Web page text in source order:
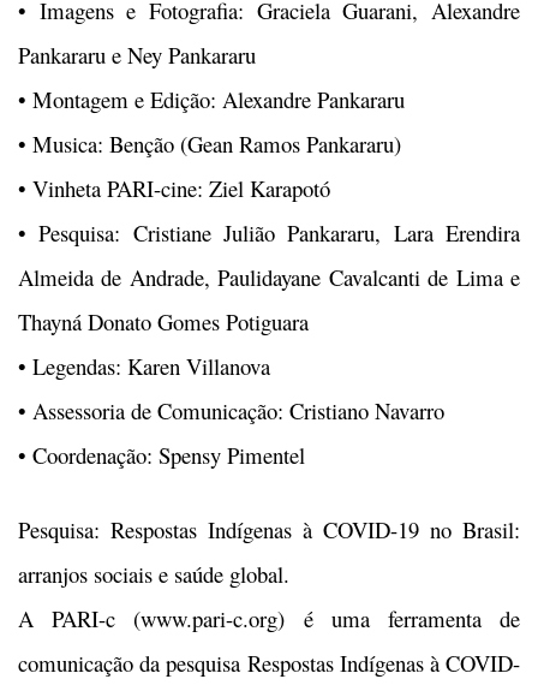
• Imagens e Fotografia: Graciela Guarani, Alexandre
Pankararu e Ney Pankararu
• Montagem e Edição: Alexandre Pankararu
• Musica: Benção (Gean Ramos Pankararu)
• Vinheta PARI-cine: Ziel Karapotó
•Pesquisa: Cristiane Julião Pankararu, Lara Erendira
Almeida de Andrade, Paulidayane Cavalcanti de Lima e
Thayná Donato Gomes Potiguara
• Legendas: Karen Villanova
• Assessoria de Comunicação: Cristiano Navarro
• Coordenação: Spensy Pimentel
Pesquisa: Respostas Indígenas à COVID-19 no Brasil:
arranjos sociais e saúde global.
A PARI-c (www.pari-c.org) é uma ferramenta de
comunicação da pesquisa Respostas Indígenas à COVID-